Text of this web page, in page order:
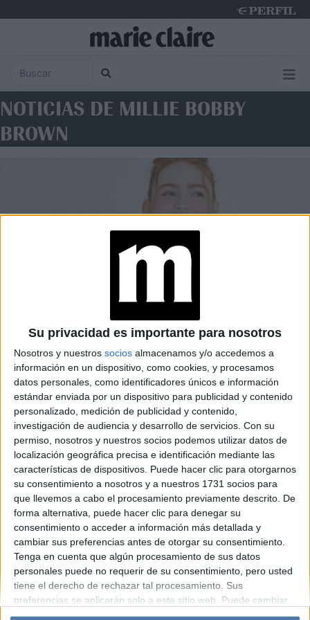
Su privacidad es importante para nosotros
Nosotros y nuestros socios almacenamos y/o accedemos a
información en un dispositivo, como cookies, y procesamos
datos personales, como identificadores únicos e información
estándar enviada por un dispositivo para publicidad y contenido
personalizado, medición de publicidad y contenido,
investigación de audiencia y desarrollo de servicios. Con su
permiso, nosotros y nuestros socios podemos utilizar datos de
localización geográfica precisa e identificación mediante las
características de dispositivos. Puede hacer clic para otorgarnos
su consentimiento a nosotros y a nuestros 1731 socios para
que llevemos a cabo el procesamiento previamente descrito. De
forma alternativa, puede hacer clic para denegar su
consentimiento o acceder a información más detallada y
cambiar sus preferencias antes de otorgar su consentimiento.
Tenga en cuenta que algún procesamiento de sus datos
personales puede no requerir de su consentimiento, pero usted
tiene el derecho de rechazar tal procesamiento. Sus
preferencias se aplicarán solo a este sitio web. Puede cambiar
sus preferencias o retirar su consentimiento en cualquier
NOTICIAS DE MILLIE BOBBY
BROWN
Sadie Sink, protagonista de
Stranger Things (Netflix):
“Cuanto más auténtica, más
linda y segura me siento”
Espacio Publicitario
Diario Perfil Caras Noticias
Fortuna
Hombre
Weekend Parabrisas
Supercampo